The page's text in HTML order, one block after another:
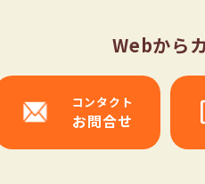
Webから
コンタクト
お問合せ